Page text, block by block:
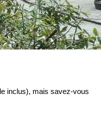
inclus), mais savez-vous